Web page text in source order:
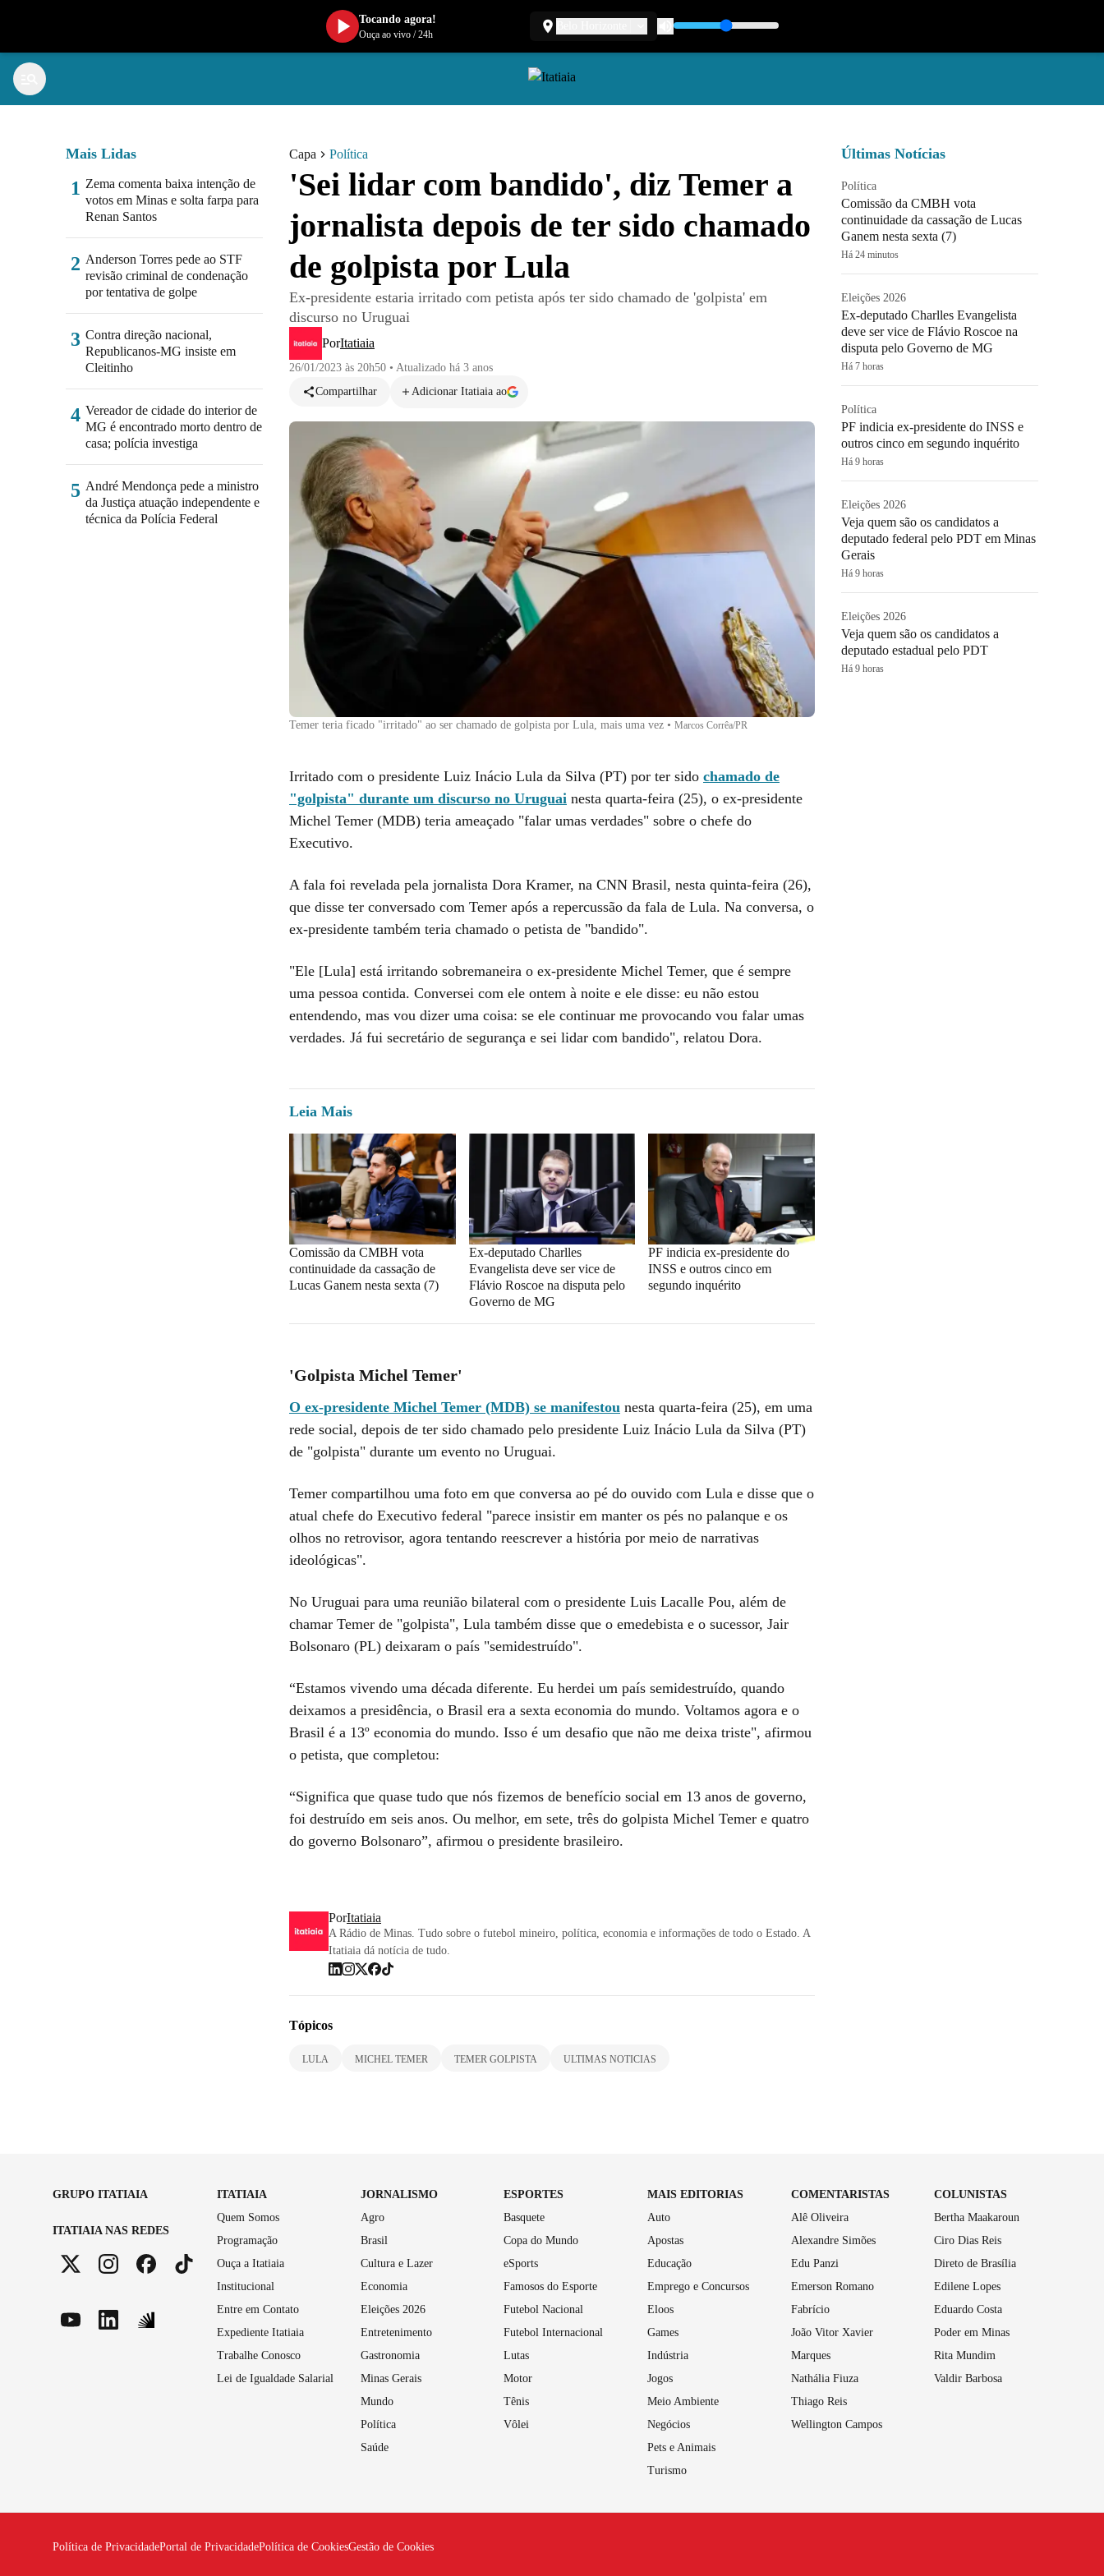
Capa Política
'Sei lidar com bandido', diz Temer a
jornalista depois de ter sido chamado
de golpista por Lula
Ex-presidente estaria irritado com petista após ter sido chamado de 'golpista' em
discurso no Uruguai
PorItatiaia
26/01/2023 às 20h50 • Atualizado há 3 anos
Compartilhar
Adicionar Itatiaia ao
Temer teria ficado "irritado" ao ser chamado de golpista por Lula, mais uma vez • Marcos Corrêa/PR
Irritado com o presidente Luiz Inácio Lula da Silva (PT) por ter sido chamado de
"golpista" durante um discurso no Uruguai nesta quarta-feira (25), o ex-presidente
Michel Temer (MDB) teria ameaçado "falar umas verdades" sobre o chefe do
Executivo.
A fala foi revelada pela jornalista Dora Kramer, na CNN Brasil, nesta quinta-feira (26),
que disse ter conversado com Temer após a repercussão da fala de Lula. Na conversa, o
ex-presidente também teria chamado o petista de "bandido".
"Ele [Lula] está irritando sobremaneira o ex-presidente Michel Temer, que é sempre
uma pessoa contida. Conversei com ele ontem à noite e ele disse: eu não estou
entendendo, mas vou dizer uma coisa: se ele continuar me provocando vou falar umas
verdades. Já fui secretário de segurança e sei lidar com bandido", relatou Dora.
Leia Mais
Comissão da CMBH vota
continuidade da cassação de
Lucas Ganem nesta sexta (7)
Ex-deputado Charlles
Evangelista deve ser vice de
Flávio Roscoe na disputa pelo
Governo de MG
PF indicia ex-presidente do
INSS e outros cinco em
segundo inquérito
'Golpista Michel Temer'
O ex-presidente Michel Temer (MDB) se manifestou nesta quarta-feira (25), em uma
rede social, depois de ter sido chamado pelo presidente Luiz Inácio Lula da Silva (PT)
de "golpista" durante um evento no Uruguai.
Temer compartilhou uma foto em que conversa ao pé do ouvido com Lula e disse que o
atual chefe do Executivo federal "parece insistir em manter os pés no palanque e os
olhos no retrovisor, agora tentando reescrever a história por meio de narrativas
ideológicas".
No Uruguai para uma reunião bilateral com o presidente Luis Lacalle Pou, além de
chamar Temer de "golpista", Lula também disse que o emedebista e o sucessor, Jair
Bolsonaro (PL) deixaram o país "semidestruído".
“Estamos vivendo uma década diferente. Eu herdei um país semidestruído, quando
deixamos a presidência, o Brasil era a sexta economia do mundo. Voltamos agora e o
Brasil é a 13º economia do mundo. Isso é um desafio que não me deixa triste", afirmou
o petista, que completou:
“Significa que quase tudo que nós fizemos de benefício social em 13 anos de governo,
foi destruído em seis anos. Ou melhor, em sete, três do golpista Michel Temer e quatro
do governo Bolsonaro”, afirmou o presidente brasileiro.
PorItatiaia
A Rádio de Minas. Tudo sobre o futebol mineiro, política, economia e informações de todo o Estado. A
Itatiaia dá notícia de tudo.
Tópicos
LULA MICHEL TEMER TEMER GOLPISTA ULTIMAS NOTICIAS
Mais Lidas
1 Zema comenta baixa intenção de
votos em Minas e solta farpa para
Renan Santos
2 Anderson Torres pede ao STF
revisão criminal de condenação
por tentativa de golpe
3 Contra direção nacional,
Republicanos-MG insiste em
Cleitinho
4 Vereador de cidade do interior de
MG é encontrado morto dentro de
casa; polícia investiga
5 André Mendonça pede a ministro
da Justiça atuação independente e
técnica da Polícia Federal
Últimas Notícias
Política
Comissão da CMBH vota
continuidade da cassação de Lucas
Ganem nesta sexta (7)
Há 24 minutos
Eleições 2026
Ex-deputado Charlles Evangelista
deve ser vice de Flávio Roscoe na
disputa pelo Governo de MG
Há 7 horas
Política
PF indicia ex-presidente do INSS e
outros cinco em segundo inquérito
Há 9 horas
Eleições 2026
Veja quem são os candidatos a
deputado federal pelo PDT em Minas
Gerais
Há 9 horas
Eleições 2026
Veja quem são os candidatos a
deputado estadual pelo PDT
Há 9 horas
GRUPO ITATIAIA
ITATIAIA NAS REDES
ITATIAIA
Quem Somos
Programação
Ouça a Itatiaia
Institucional
Entre em Contato
Expediente Itatiaia
Trabalhe Conosco
Lei de Igualdade Salarial
JORNALISMO
Agro
Brasil
Cultura e Lazer
Economia
Eleições 2026
Entretenimento
Gastronomia
Minas Gerais
Mundo
Política
Saúde
ESPORTES
Basquete
Copa do Mundo
eSports
Famosos do Esporte
Futebol Nacional
Futebol Internacional
Lutas
Motor
Tênis
Vôlei
MAIS EDITORIAS
Auto
Apostas
Educação
Emprego e Concursos
Eloos
Games
Indústria
Jogos
Meio Ambiente
Negócios
Pets e Animais
Turismo
COMENTARISTAS
Alê Oliveira
Alexandre Simões
Edu Panzi
Emerson Romano
Fabrício
João Vitor Xavier
Marques
Nathália Fiuza
Thiago Reis
Wellington Campos
COLUNISTAS
Bertha Maakaroun
Ciro Dias Reis
Direto de Brasília
Edilene Lopes
Eduardo Costa
Poder em Minas
Rita Mundim
Valdir Barbosa
Política de PrivacidadePortal de PrivacidadePolítica de CookiesGestão de Cookies
Tocando agora!
Ouça ao vivo/24h